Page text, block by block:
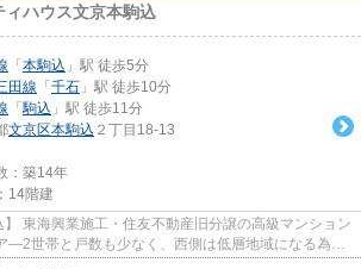
ィハウス文京本駒込
「 本駒込 」駅 徒歩5分
田線 「 千石 」駅 徒歩10分
「駒込 」駅 徒歩11分
文京区本駒込 ２丁目18-13
：築14年
14階建
】 東海興業施工・住友不動産旧分譲の高級マンション
―2世帯と戸数も少なく、西側は低層地域になる為、